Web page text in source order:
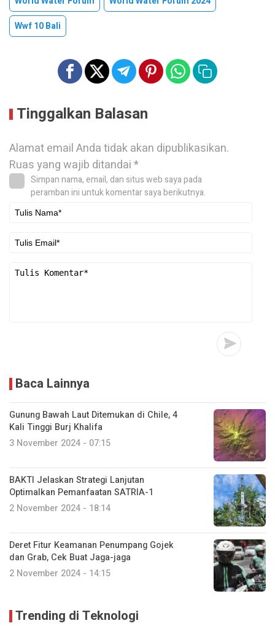
Wwf 10 Bali
Tinggalkan Balasan
Alamat email Anda tidak akan dipublikasikan.
Ruas yang wajib ditandai*
Simpan nama, email, dan situs web saya pada
peramban ini untuk komentar saya berikutnya.
Baca Lainnya
Gunung Bawah Laut Ditemukan di Chile, 4
Kali Tinggi Burj Khalifa
3 November 2024 - 07:15
BAKTI Jelaskan Strategi Lanjutan
Optimalkan Pemanfaatan SATRIA-1
2 November 2024 - 18:14
Deret Fitur Keamanan Penumpang Gojek
dan Grab, Cek Buat Jaga-jaga
2 November 2024 - 14:15
Trending di Teknologi